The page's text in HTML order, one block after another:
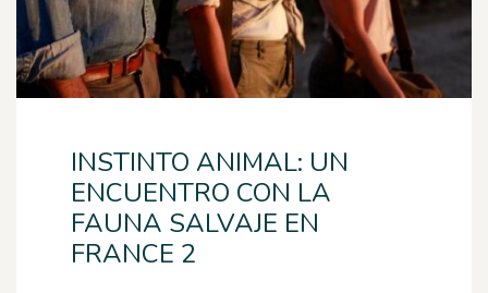
INSTINTO ANIMAL: UN
ENCUENTRO CON LA
FAUNA SALVAJE EN
FRANCE 2